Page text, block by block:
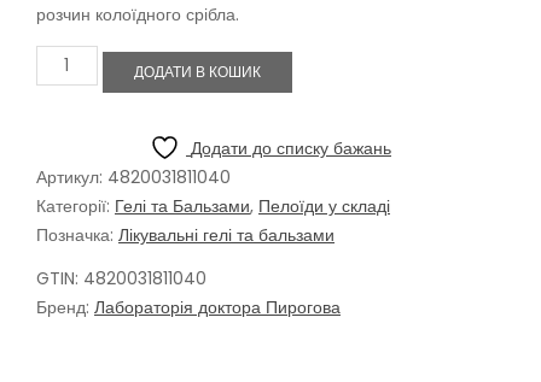
розчин колоїдного срібла.
Гель
для
з
пелоїдами
Пеловіталь
Актив,
мл
кількість
ДОДАТИ В КОШИК
Додати до списку бажань
Артикул: 4820031811040
Категорії: Гелі та Бальзами, Пелоїди у складі
Позначка: Лікувальні гелі та бальзами
GTIN: 4820031811040
Бренд: Лабораторія доктора Пирогова